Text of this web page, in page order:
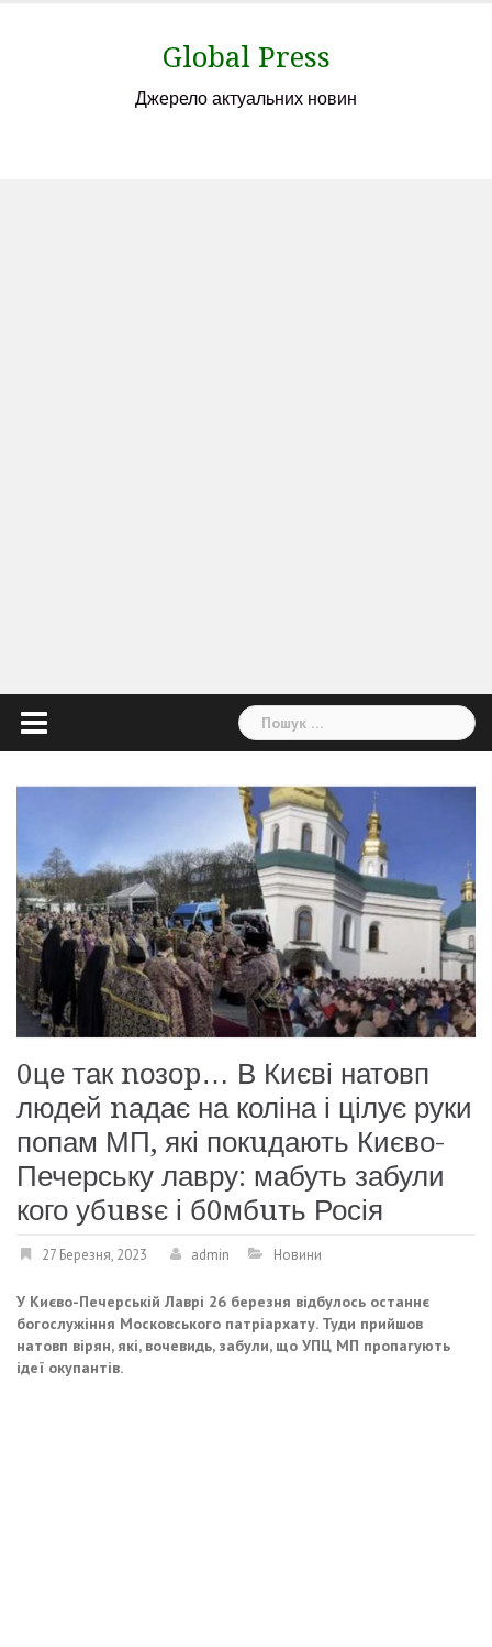
Global Press
Джерело актуальних новин
Пошук:
0це так nозоp… В Києві натовп
людей nадає на коліна і цілує руки
попам МП, які покuдають Києво-
Печерську лавру: мабуть забули
кого убuвsє і б0мбuть Росія
27 Березня, 2023 admin Новини
У Києво-Печерській Лаврі 26 березня відбулось останнє
богослужіння Московського патріархату. Туди прийшов
натовп вірян, які, вочевидь, забули, що УПЦ МП пропагують
ідеї окупантів.